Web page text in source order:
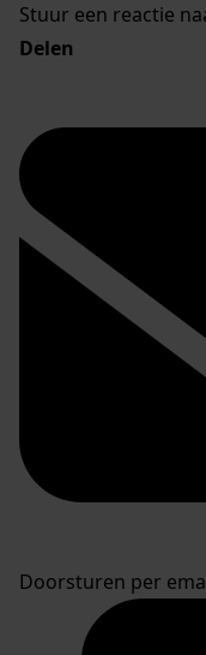
Stuur een reactie
Delen
Doorsturen per